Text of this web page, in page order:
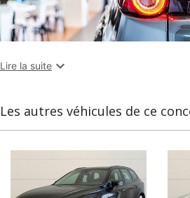
Lire la suite 
Les autres véhicules de ce